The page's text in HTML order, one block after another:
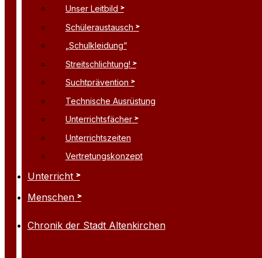
Unser Leitbild
Schüleraustausch
„Schulkleidung“
Streitschlichtung!
Suchtprävention
Technische Ausrüstung
Unterrichtsfächer
Unterrichtszeiten
Vertretungskonzept
Unterricht
Menschen
Chronik der Stadt Altenkirchen